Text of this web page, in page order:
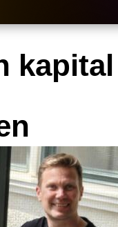
kapital